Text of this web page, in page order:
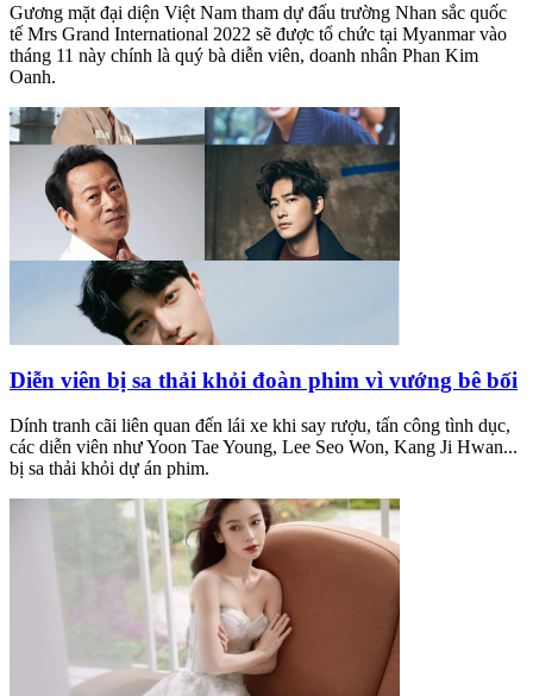
Gương mặt đại diện Việt Nam tham dự đấu trường Nhan sắc quốc
tế Mrs Grand International 2022 sẽ được tổ chức tại Myanmar vào
tháng 11 này chính là quý bà diễn viên, doanh nhân Phan Kim
Oanh.
Diễn viên bị sa thải khỏi đoàn phim vì vướng bê bối
Dính tranh cãi liên quan đến lái xe khi say rượu, tấn công tình dục,
các diễn viên như Yoon Tae Young, Lee Seo Won, Kang Ji Hwan...
bị sa thải khỏi dự án phim.